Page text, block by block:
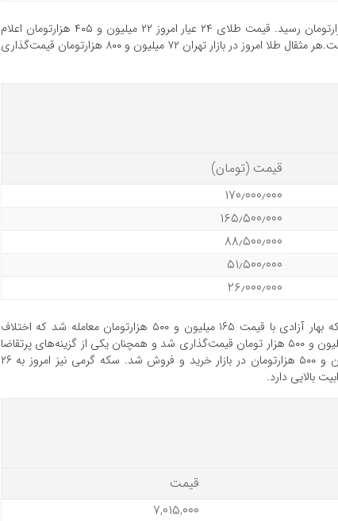
قیمت طلای ۱۸ عیار (۷۵۰) امروز به ۱۶ میلیون و ۸۰۶ هزارتومان رسید. قیمت طلای ۲۴ عیار امروز ۲۲ میلیون و ۴۰۵ هزارتومان اعلام
شد که نشان‌دهنده اختلاف قابل توجه با طلای ۱۸ عیار است.هر مثقال طلا امروز در بازار تهران ۷۲ میلیون و ۸۰۰ هزارتومان قیمت‌گذاری
قیمت (تومان)
۱۷۰٫۰۰۰٫۰۰۰
۱۶۵٫۵۰۰٫۰۰۰
۸۸٫۵۰۰٫۰۰۰
۵۱٫۵۰۰٫۰۰۰
۲۶٫۰۰۰٫۰۰۰
قیمت سکه امامی امروز به ۱۷۰ میلیون تومان رسید. سکه بهار آزادی با قیمت ۱۶۵ میلیون و ۵۰۰ هزارتومان معامله شد که اختلاف
قیمتی محدودی با سکه امامی دارد. نیم‌سکه امروز ۸۸ میلیون و ۵۰۰ هزار تومان قیمت‌گذاری شد و همچنان یکی از گزینه‌های پرتقاضا
برای سرمایه‌گذاران خرد است. ربع‌سکه با نرخ ۵۱ میلیون و ۵۰۰ هزارتومان در بازار خرید و فروش شد. سکه گرمی نیز امروز به ۲۶
بالایی دارد.
قیمت
۷,۰۱۵,۰۰۰